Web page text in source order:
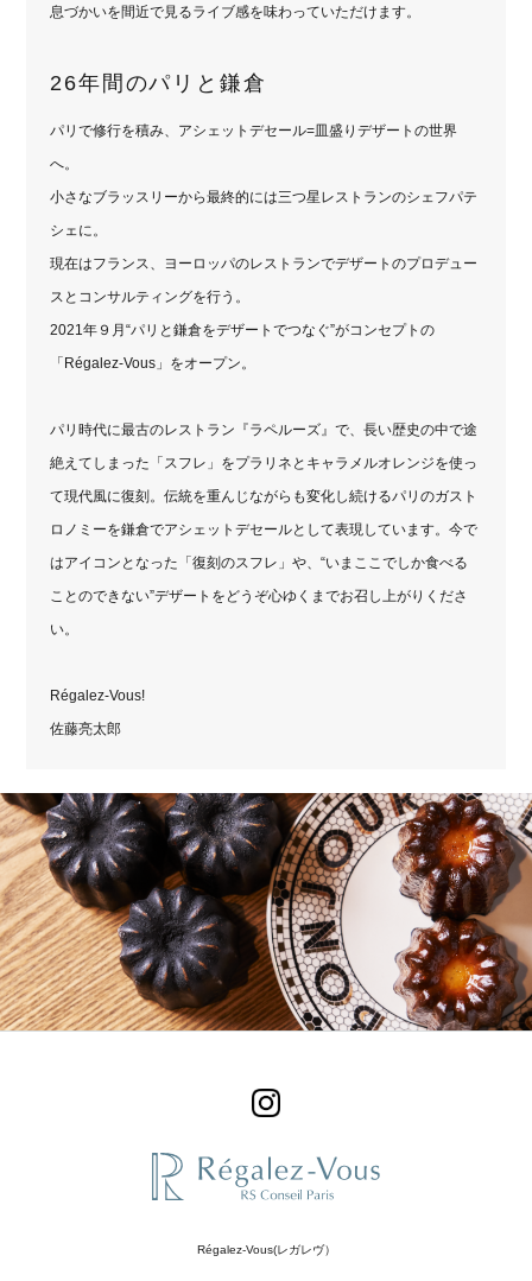
息づかいを間近で見るライブ感を味わっていただけます。
26年間のパリと鎌倉
パリで修行を積み、アシェットデセール=皿盛りデザートの世界
へ。
小さなブラッスリーから最終的には三つ星レストランのシェフパテ
シェに。
現在はフランス、ヨーロッパのレストランでデザートのプロデュー
スとコンサルティングを行う。
2021年９月“パリと鎌倉をデザートでつなぐ”がコンセプトの
「Régalez-Vous」をオープン。
パリ時代に最古のレストラン『ラペルーズ』で、長い歴史の中で途
絶えてしまった「スフレ」をプラリネとキャラメルオレンジを使っ
て現代風に復刻。伝統を重んじながらも変化し続けるパリのガスト
ロノミーを鎌倉でアシェットデセールとして表現しています。今で
はアイコンとなった「復刻のスフレ」や、“いまここでしか食べる
ことのできない”デザートをどうぞ心ゆくまでお召し上がりくださ
い。
Régalez-Vous!
佐藤亮太郎
Régalez-Vous(レガレヴ）